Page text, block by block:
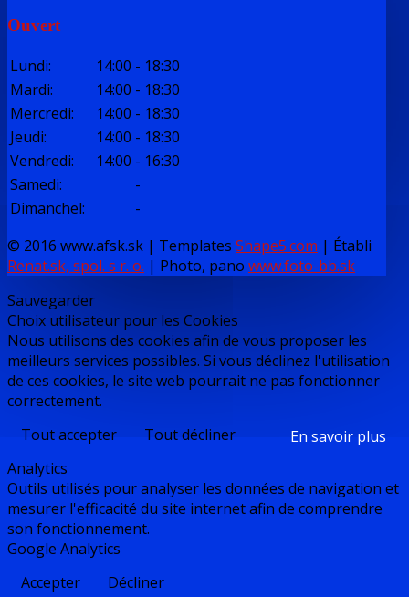
Ouvert
Lundi: 14:00 - 18:30
Mardi: 14:00 - 18:30
Mercredi: 14:00 - 18:30
Jeudi: 14:00 - 18:30
Vendredi: 14:00 - 16:30
Samedi:
-
Dimanchel:
-
© 2016 www.afsk.sk | Templates Shape5.com | Établi
Renat.sk, spol. s r. o. | Photo, pano www.foto-bb.sk
Sauvegarder
Choix utilisateur pour les Cookies
Nous utilisons des cookies afin de vous proposer les
meilleurs services possibles. Si vous déclinez l'utilisation
de ces cookies, le site web pourrait ne pas fonctionner
correctement.
Tout accepter
Tout décliner
En savoir plus
Analytics
Outils utilisés pour analyser les données de navigation et
mesurer l'efficacité du site internet afin de comprendre
son fonctionnement.
Google Analytics
Accepter
Décliner